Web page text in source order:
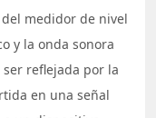
medidor de nivel
y la onda sonora
reflejada por la
en una señal